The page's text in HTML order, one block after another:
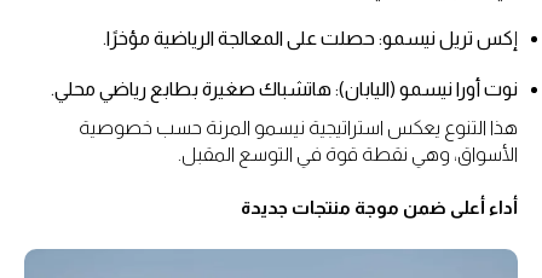
إكس تريل نيسمو: حصلت على المعالجة الرياضية مؤخرًا.
نوت أورا نيسمو (اليابان): هاتشباك صغيرة بطابع رياضي محلي.
هذا التنوع يعكس استراتيجية نيسمو المرنة حسب خصوصية
الأسواق، وهي نقطة قوة في التوسع المقبل.
أداء أعلى ضمن موجة منتجات جديدة